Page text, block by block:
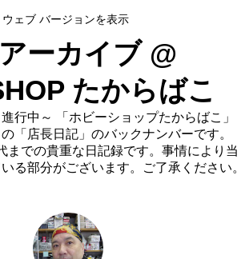
ウェブ バージョンを表示
ーカイブ @
たからばこ
行中～ 「ホビーショップたからばこ」
「店長日記」のバックナンバーです。
までの貴重な日記録です。事情により当
る部分がございます。ご了承ください。